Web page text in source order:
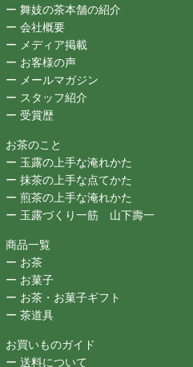
ー 舞妓の茶本舗の紹介
ー 会社概要
ー メディア掲載
ー お客様の声
ー メールマガジン
ー スタッフ紹介
ー 受賞歴
お茶のこと
ー 玉露の上手な淹れかた
ー 抹茶の上手な点てかた
ー 煎茶の上手な淹れかた
ー 玉露づくり一筋 山下壽一
商品一覧
ー お茶
ー お菓子
ー お茶・お菓子ギフト
ー 茶道具
お買いものガイド
ー 送料について